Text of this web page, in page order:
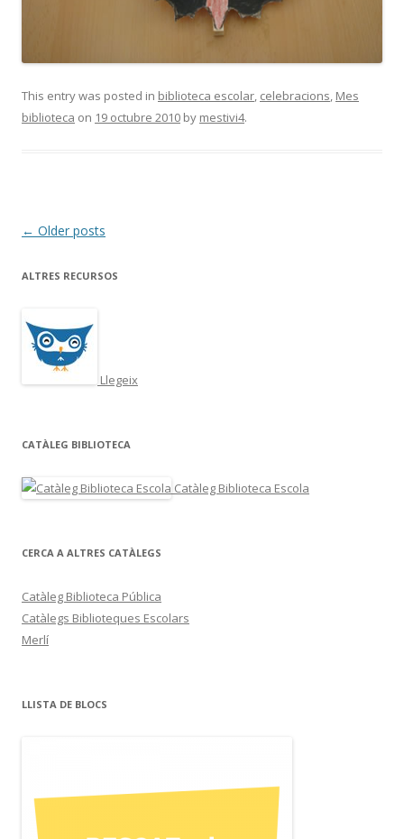
This entry was posted in biblioteca escolar, celebracions, Mes
biblioteca on 19 octubre 2010 by mestivi4.
Post
← Older posts
ALTRES RECURSOS
Llegeix
CATÀLEG BIBLIOTECA
Catàleg Biblioteca Escola
CERCA A ALTRES CATÀLEGS
Catàleg Biblioteca Pública
Catàlegs Biblioteques Escolars
Merlí
LLISTA DE BLOCS